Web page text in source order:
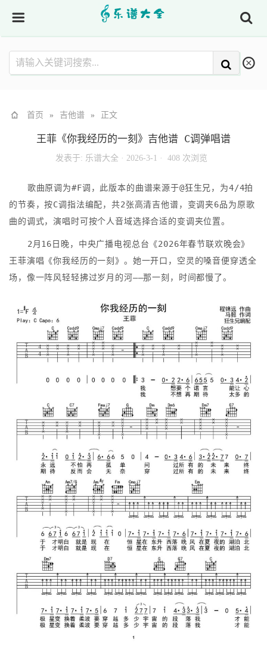
首页 » 吉他谱 » 正文
王菲《你我经历的一刻》吉他谱 C调弹唱谱
发表于: 乐谱大全· 2026-3-1 · 408 次浏览
歌曲原调为#F调，此版本的曲谱来源于@狂生兄，为4/4拍
的节奏，按C调指法编配，共2张高清吉他谱，变调夹6品为原歌
曲的调式，演唱时可按个人音域选择合适的变调夹位置。
2月16日晚，中央广播电视总台《2026年春节联欢晚会》
王菲演唱《你我经历的一刻》。她一开口，空灵的嗓音便穿透全
场，像一阵风轻轻拂过岁月的河——那一刻，时间都慢了。